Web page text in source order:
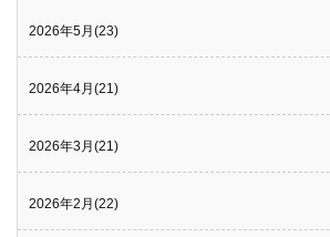
2026年5月(23)
2026年4月(21)
2026年3月(21)
2026年2月(22)